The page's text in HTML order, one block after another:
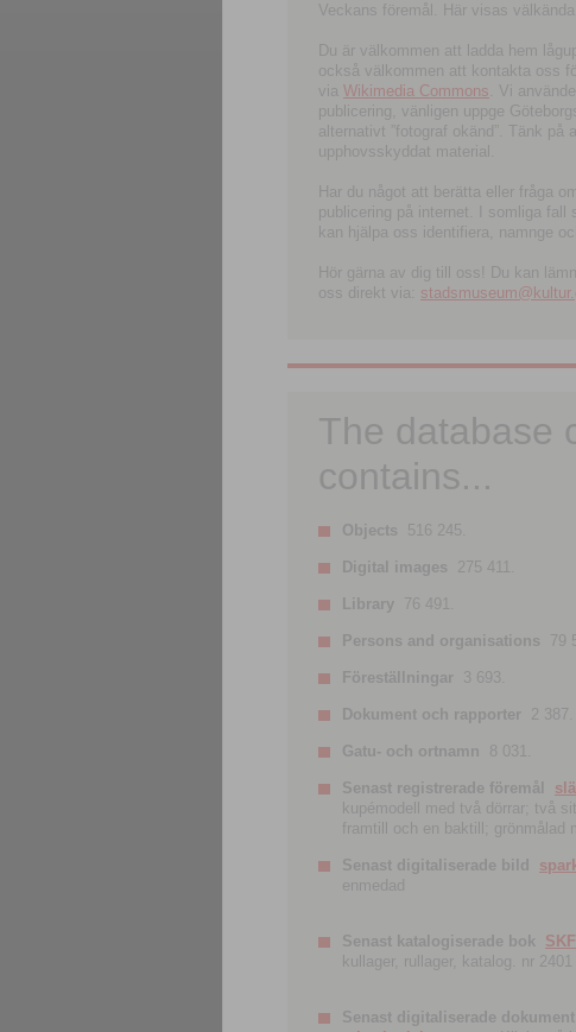
Veckans föremål. Här visas
Du är välkommen att ladda hem
också välkommen att kontakta oss
via Wikimedia Commons . Vi
publicering, vänligen uppge
alternativt ”fotograf okänd”. Tänk
upphovsskyddat material.
Har du något att berätta eller fråga
publicering på internet. I somliga fall
kan hjälpa oss identifiera, namnge
Hör gärna av dig till oss! Du kan
oss direkt via:
The database
contains...
Objects 516 245.
Digital images 275 411.
Library 76 491.
Persons and organisations 79
Föreställningar 3 693.
Dokument och rapporter 2 387.
Gatu- och ortnamn 8 031.
Senast registrerade föremål
kupémodell med två dörrar; två
framtill och en baktill; grönmålad
Senast digitaliserade bild
enmedad
Senast katalogiserade bok
kullager, rullager, katalog. nr
Senast digitaliserade dokument